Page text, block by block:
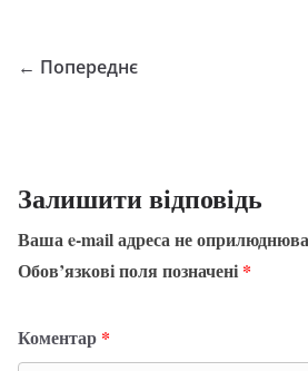
← Попереднє
Залишити відповідь
Ваша e-mail адреса не
Обов’язкові поля позначені *
Коментар *